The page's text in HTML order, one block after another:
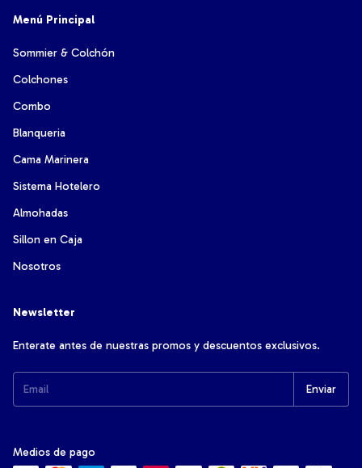
Menú Principal
Sommier & Colchón
Colchones
Combo
Blanqueria
Cama Marinera
Sistema Hotelero
Almohadas
Sillon en Caja
Nosotros
Newsletter
Enterate antes de nuestras promos y descuentos exclusivos.
Medios de pago